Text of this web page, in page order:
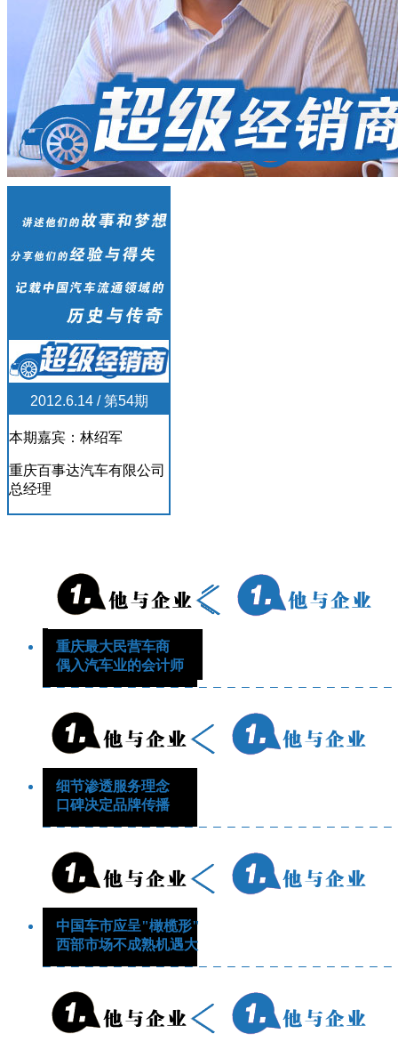
2012.6.14 / 第54期
本期嘉宾：林绍军
重庆百事达汽车有限公司
总经理
重庆最大民营车商
偶入汽车业的会计师
细节渗透服务理念
口碑决定品牌传播
中国车市应呈"橄榄形"
西部市场不成熟机遇大